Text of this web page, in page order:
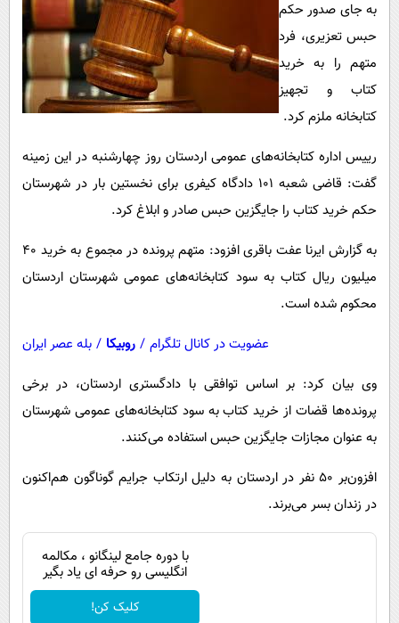
فناوری
حوادث
فرهنگی
اجتماعی
سیاست خارجی
روانشناسی
دانلود
به جای صدور حکم
حبس تعزیری، فرد
متهم را به خرید
کتاب و تجهیز
کتابخانه ملزم کرد.
رییس اداره کتابخانه‌های عمومی اردستان روز چهارشنبه در این زمینه
گفت: قاضی شعبه ۱۰۱ دادگاه کیفری برای نخستین بار در شهرستان
حکم خرید کتاب را جایگزین حبس صادر و ابلاغ کرد.
به گزارش ایرنا عفت باقری افزود: متهم پرونده در مجموع به خرید ۴۰
میلیون ریال کتاب به سود کتابخانه‌های عمومی شهرستان اردستان
محکوم شده است.
عضویت در کانال تلگرام / روبیکا / بله عصر ایران
وی بیان کرد: بر اساس توافقی با دادگستری اردستان، در برخی
پرونده‌ها قضات از خرید کتاب به سود کتابخانه‌های عمومی شهرستان
به عنوان مجازات جایگزین حبس استفاده می‌کنند.
افزون‌بر ۵۰ نفر در اردستان به دلیل ارتکاب جرایم گوناگون هم‌اکنون
در زندان بسر می‌برند.
با دوره جامع لینگانو ، مکالمه
انگلیسی رو حرفه ای یاد بگیر
کلیک کن!